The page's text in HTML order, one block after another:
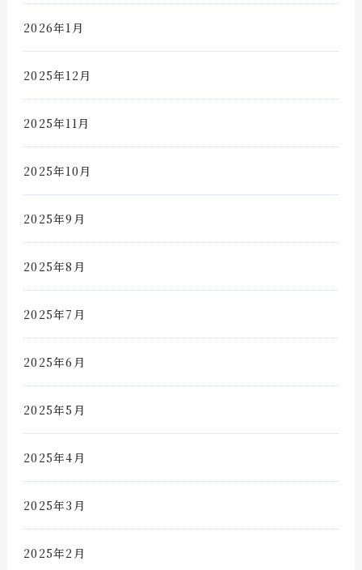
2026年1月
2025年12月
2025年11月
2025年10月
2025年9月
2025年8月
2025年7月
2025年6月
2025年5月
2025年4月
2025年3月
2025年2月